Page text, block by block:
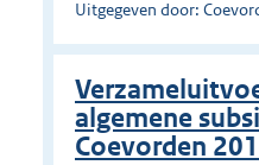
Uitgegeven door:
algemene
Coevorden